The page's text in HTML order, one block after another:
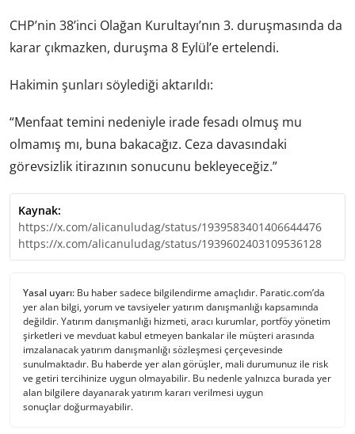
CHP’nin 38’inci Olağan Kurultayı’nın 3. duruşmasında da
karar çıkmazken, duruşma 8 Eylül’e ertelendi.
Hakimin şunları söylediği aktarıldı:
“Menfaat temini nedeniyle irade fesadı olmuş mu
olmamış mı, buna bakacağız. Ceza davasındaki
görevsizlik itirazının sonucunu bekleyeceğiz.”
Kaynak:
https://x.com/alicanuludag/status/1939583401406644476
https://x.com/alicanuludag/status/1939602403109536128
Yasal uyarı: Bu haber sadece bilgilendirme amaçlıdır. Paratic.com’da
yer alan bilgi, yorum ve tavsiyeler yatırım danışmanlığı kapsamında
değildir. Yatırım danışmanlığı hizmeti, aracı kurumlar, portföy yönetim
şirketleri ve mevduat kabul etmeyen bankalar ile müşteri arasında
imzalanacak yatırım danışmanlığı sözleşmesi çerçevesinde
sunulmaktadır. Bu haberde yer alan görüşler, mali durumunuz ile risk
ve getiri tercihinize uygun olmayabilir. Bu nedenle yalnızca burada yer
alan bilgilere dayanarak yatırım kararı verilmesi uygun
sonuçlar doğurmayabilir.